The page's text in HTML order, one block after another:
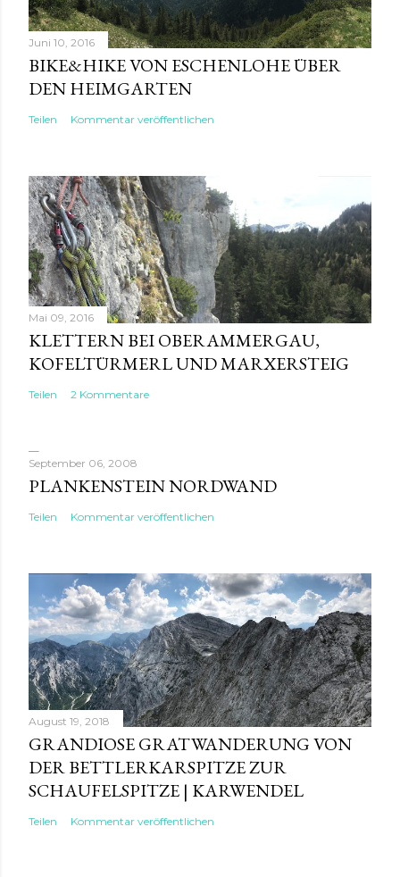
Juni 10, 2016
BIKE&HIKE VON ESCHENLOHE ÜBER
DEN HEIMGARTEN
Teilen Kommentar veröffentlichen
Mai 09, 2016
KLETTERN BEI OBERAMMERGAU,
KOFELTÜRMERL UND MARXERSTEIG
Teilen 2 Kommentare
September 06, 2008
PLANKENSTEIN NORDWAND
Teilen Kommentar veröffentlichen
August 19, 2018
GRANDIOSE GRATWANDERUNG VON
DER BETTLERKARSPITZE ZUR
SCHAUFELSPITZE | KARWENDEL
Teilen Kommentar veröffentlichen